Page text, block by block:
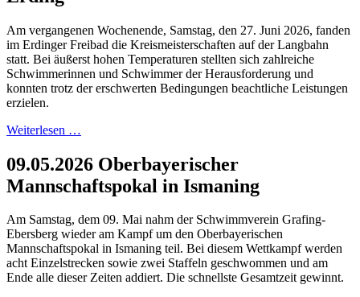
Am vergangenen Wochenende, Samstag, den 27. Juni 2026, fanden
im Erdinger Freibad die Kreismeisterschaften auf der Langbahn
statt. Bei äußerst hohen Temperaturen stellten sich zahlreiche
Schwimmerinnen und Schwimmer der Herausforderung und
konnten trotz der erschwerten Bedingungen beachtliche Leistungen
erzielen.
Weiterlesen …
09.05.2026 Oberbayerischer
Mannschaftspokal in Ismaning
Am Samstag, dem 09. Mai nahm der Schwimmverein Grafing-
Ebersberg wieder am Kampf um den Oberbayerischen
Mannschaftspokal in Ismaning teil. Bei diesem Wettkampf werden
acht Einzelstrecken sowie zwei Staffeln geschwommen und am
Ende alle dieser Zeiten addiert. Die schnellste Gesamtzeit gewinnt.